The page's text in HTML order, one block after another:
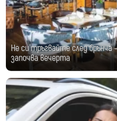
Не си тръгвайте след
започва вечерта